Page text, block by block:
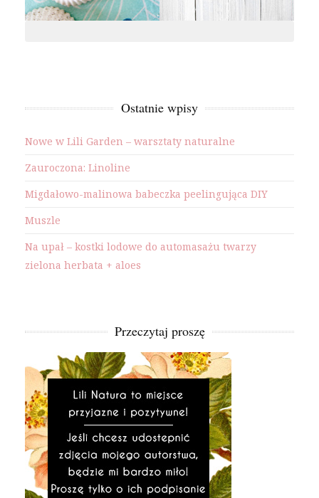
Ostatnie wpisy
Nowe w Lili Garden – warsztaty naturalne
Zauroczona: Linoline
Migdałowo-malinowa babeczka peelingująca DIY
Muszle
Na upał – kostki lodowe do automasażu twarzy
zielona herbata + aloes
Przeczytaj proszę